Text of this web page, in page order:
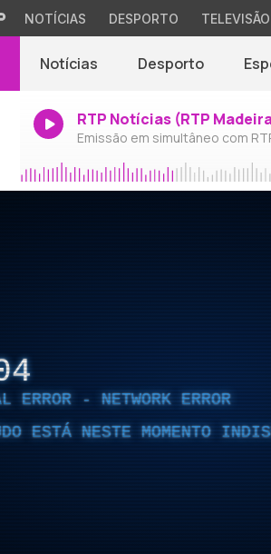
NOTÍCIAS DESPORTO TELEVISÃO
Notícias Desporto
RTP Notícias (RTP
Emissão em simultâneo com
ERROR - NETWORK ERROR
ESTÁ NESTE MOMENTO